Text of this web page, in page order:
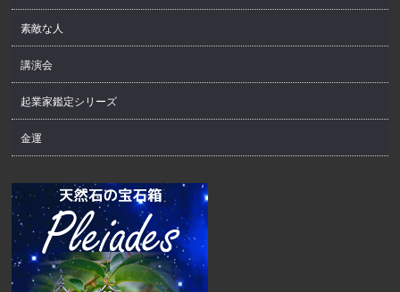
素敵な人
講演会
起業家鑑定シリーズ
金運